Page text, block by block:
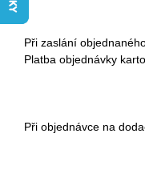
Při zaslání
Platba objednávky
Při objednávce na